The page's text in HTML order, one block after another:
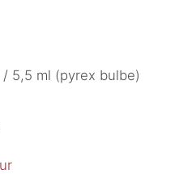
5,5 ml (pyrex bulbe)